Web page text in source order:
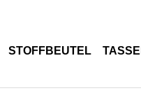
STOFFBEUTEL